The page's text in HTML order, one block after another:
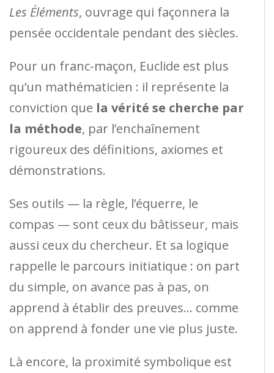
Les Éléments, ouvrage qui façonnera la
pensée occidentale pendant des siècles.
Pour un franc-maçon, Euclide est plus
qu’un mathématicien : il représente la
conviction que la vérité se cherche par
la méthode, par l’enchaînement
rigoureux des définitions, axiomes et
démonstrations.
Ses outils — la règle, l’équerre, le
compas — sont ceux du bâtisseur, mais
aussi ceux du chercheur. Et sa logique
rappelle le parcours initiatique : on part
du simple, on avance pas à pas, on
apprend à établir des preuves… comme
on apprend à fonder une vie plus juste.
Là encore, la proximité symbolique est